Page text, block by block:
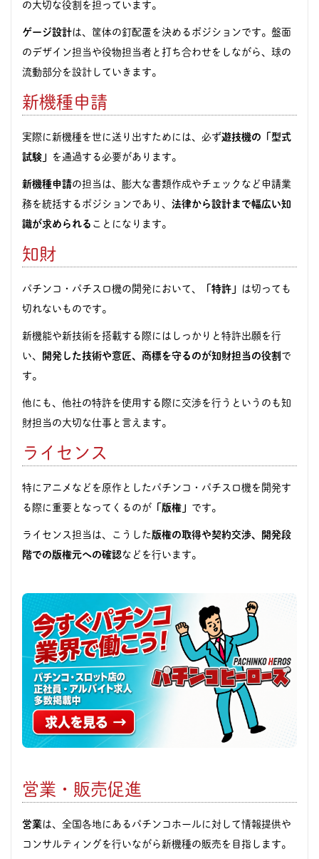
の大切な役割を担っています。
ゲージ設計は、筐体の釘配置を決めるポジションです。盤面
のデザイン担当や役物担当者と打ち合わせをしながら、球の
流動部分を設計していきます。
新機種申請
実際に新機種を世に送り出すためには、必ず遊技機の「型式
試験」
を通過する必要があります。
新機種申請の担当は、膨大な書類作成やチェックなど申請業
務を統括するポジションであり、 法律から設計まで幅広い知
識が求められる ことになります。
知財
パチンコ・パチスロ機の開発において、 「特許」
は切っても
切れないものです。
新機能や新技術を搭載する際にはしっかりと特許出願を行
い、 開発した技術や意匠、商標を守るのが知財担当の役割 で
す。
他にも、他社の特許を使用する際に交渉を行うというのも知
財担当の大切な仕事と言えます。
ライセンス
特にアニメなどを原作としたパチンコ・パチスロ機を開発す
る際に重要となってくるのが 「版権」 です。
ライセンス担当は、こうした 版権の取得や契約交渉、開発段
階での版権元への確認などを行います。
営業・販売促進
営業は、全国各地にあるパチンコホールに対して情報提供や
コンサルティングを行いながら新機種の販売を目指します。